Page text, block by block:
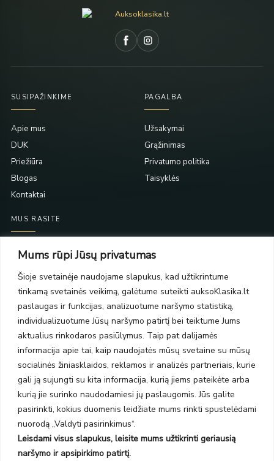
Mums rūpi Jūsų privatumas
Šioje svetainėje naudojame slapukus, kad užtikrintume
tinkamą svetainės veikimą, galėtume suteikti auksoKlasika.lt
paslaugas ir funkcijas, analizuotume naršymo statistiką,
individualizuotume Jūsų naršymo patirtį bei teiktume Jums
aktualius rinkodaros pasiūlymus. Taip pat dalijamės
informacija apie tai, kaip naudojatės mūsų svetaine su mūsų
socialinės žiniasklaidos, reklamos ir analizės partneriais, kurie
gali ją sujungti su kita informacija, kurią jiems pateikėte arba
kurią jie surinko naudodamiesi jų paslaugomis. Jūs galite
pasirinkti, kokius duomenis leidžiate mums rinkti spustelėdami
nuorodą „Valdyti pasirinkimus“.
Leisdami visus slapukus, leisite mums užtikrinti geriausią
naršymo ir apsipirkimo patirtį.
SUSIPAŽINKIME
Apie mus
DUK
Priežiūra
Blogas
Kontaktai
PAGALBA
Užsakymai
Grąžinimas
Privatumo politika
Taisyklės
MUS RASITE
Taikos pr. 139
PC Molas, Klaipėda
Taikos pr. 141
PC BIG 2, Klaipėda
Šilutės pl. 35
PC Banginis, Klaipėda
NAUJIENLAIŠKIS
Prenumeruokite ir gaukite pasiūlymus, naujienas bei riboto
leidimo kolekcijas.